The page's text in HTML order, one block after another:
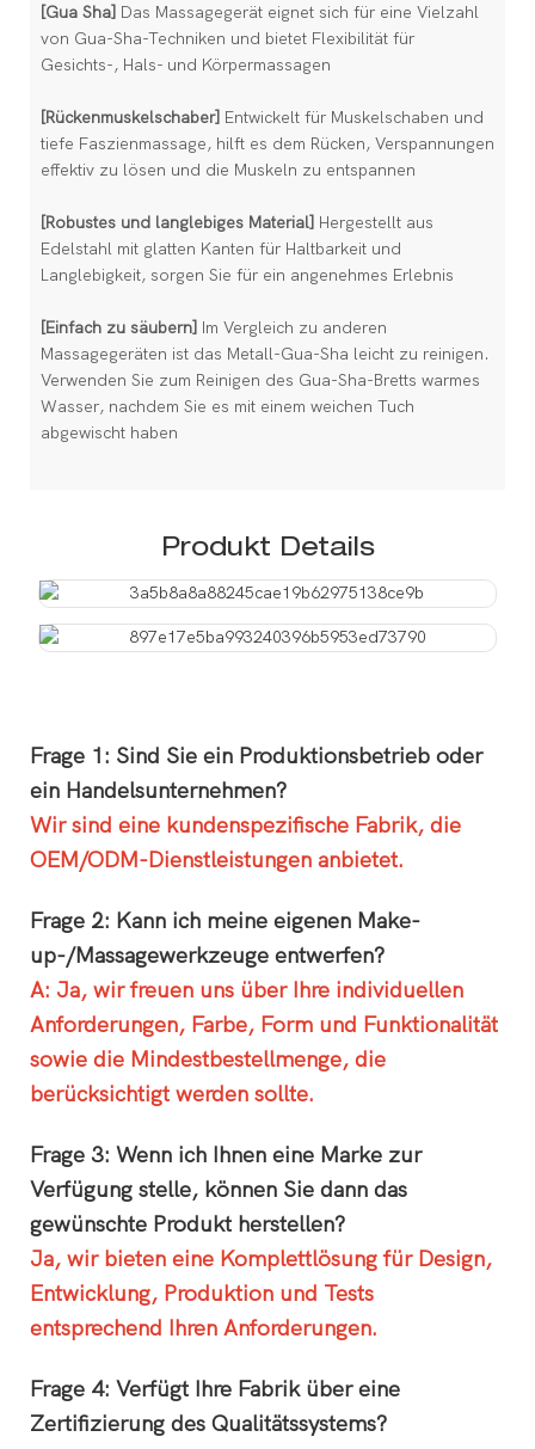
[Gua Sha] Das Massagegerät eignet sich für eine Vielzahl
von Gua-Sha-Techniken und bietet Flexibilität für
Gesichts-, Hals- und Körpermassagen
[Rückenmuskelschaber] Entwickelt für Muskelschaben und
tiefe Faszienmassage, hilft es dem Rücken, Verspannungen
effektiv zu lösen und die Muskeln zu entspannen
[Robustes und langlebiges Material] Hergestellt aus
Edelstahl mit glatten Kanten für Haltbarkeit und
Langlebigkeit, sorgen Sie für ein angenehmes Erlebnis
[Einfach zu säubern] Im Vergleich zu anderen
Massagegeräten ist das Metall-Gua-Sha leicht zu reinigen.
Verwenden Sie zum Reinigen des Gua-Sha-Bretts warmes
Wasser, nachdem Sie es mit einem weichen Tuch
abgewischt haben
Produkt Details
Frage 1: Sind Sie ein Produktionsbetrieb oder
ein Handelsunternehmen?
Wir sind eine kundenspezifische Fabrik, die
OEM/ODM-Dienstleistungen anbietet.
Frage 2: Kann ich meine eigenen Make-
up-/Massagewerkzeuge entwerfen?
A: Ja, wir freuen uns über Ihre individuellen
Anforderungen, Farbe, Form und Funktionalität
sowie die Mindestbestellmenge, die
berücksichtigt werden sollte.
Frage 3: Wenn ich Ihnen eine Marke zur
Verfügung stelle, können Sie dann das
gewünschte Produkt herstellen?
Ja, wir bieten eine Komplettlösung für Design,
Entwicklung, Produktion und Tests
entsprechend Ihren Anforderungen.
Frage 4: Verfügt Ihre Fabrik über eine
Zertifizierung des Qualitätssystems?